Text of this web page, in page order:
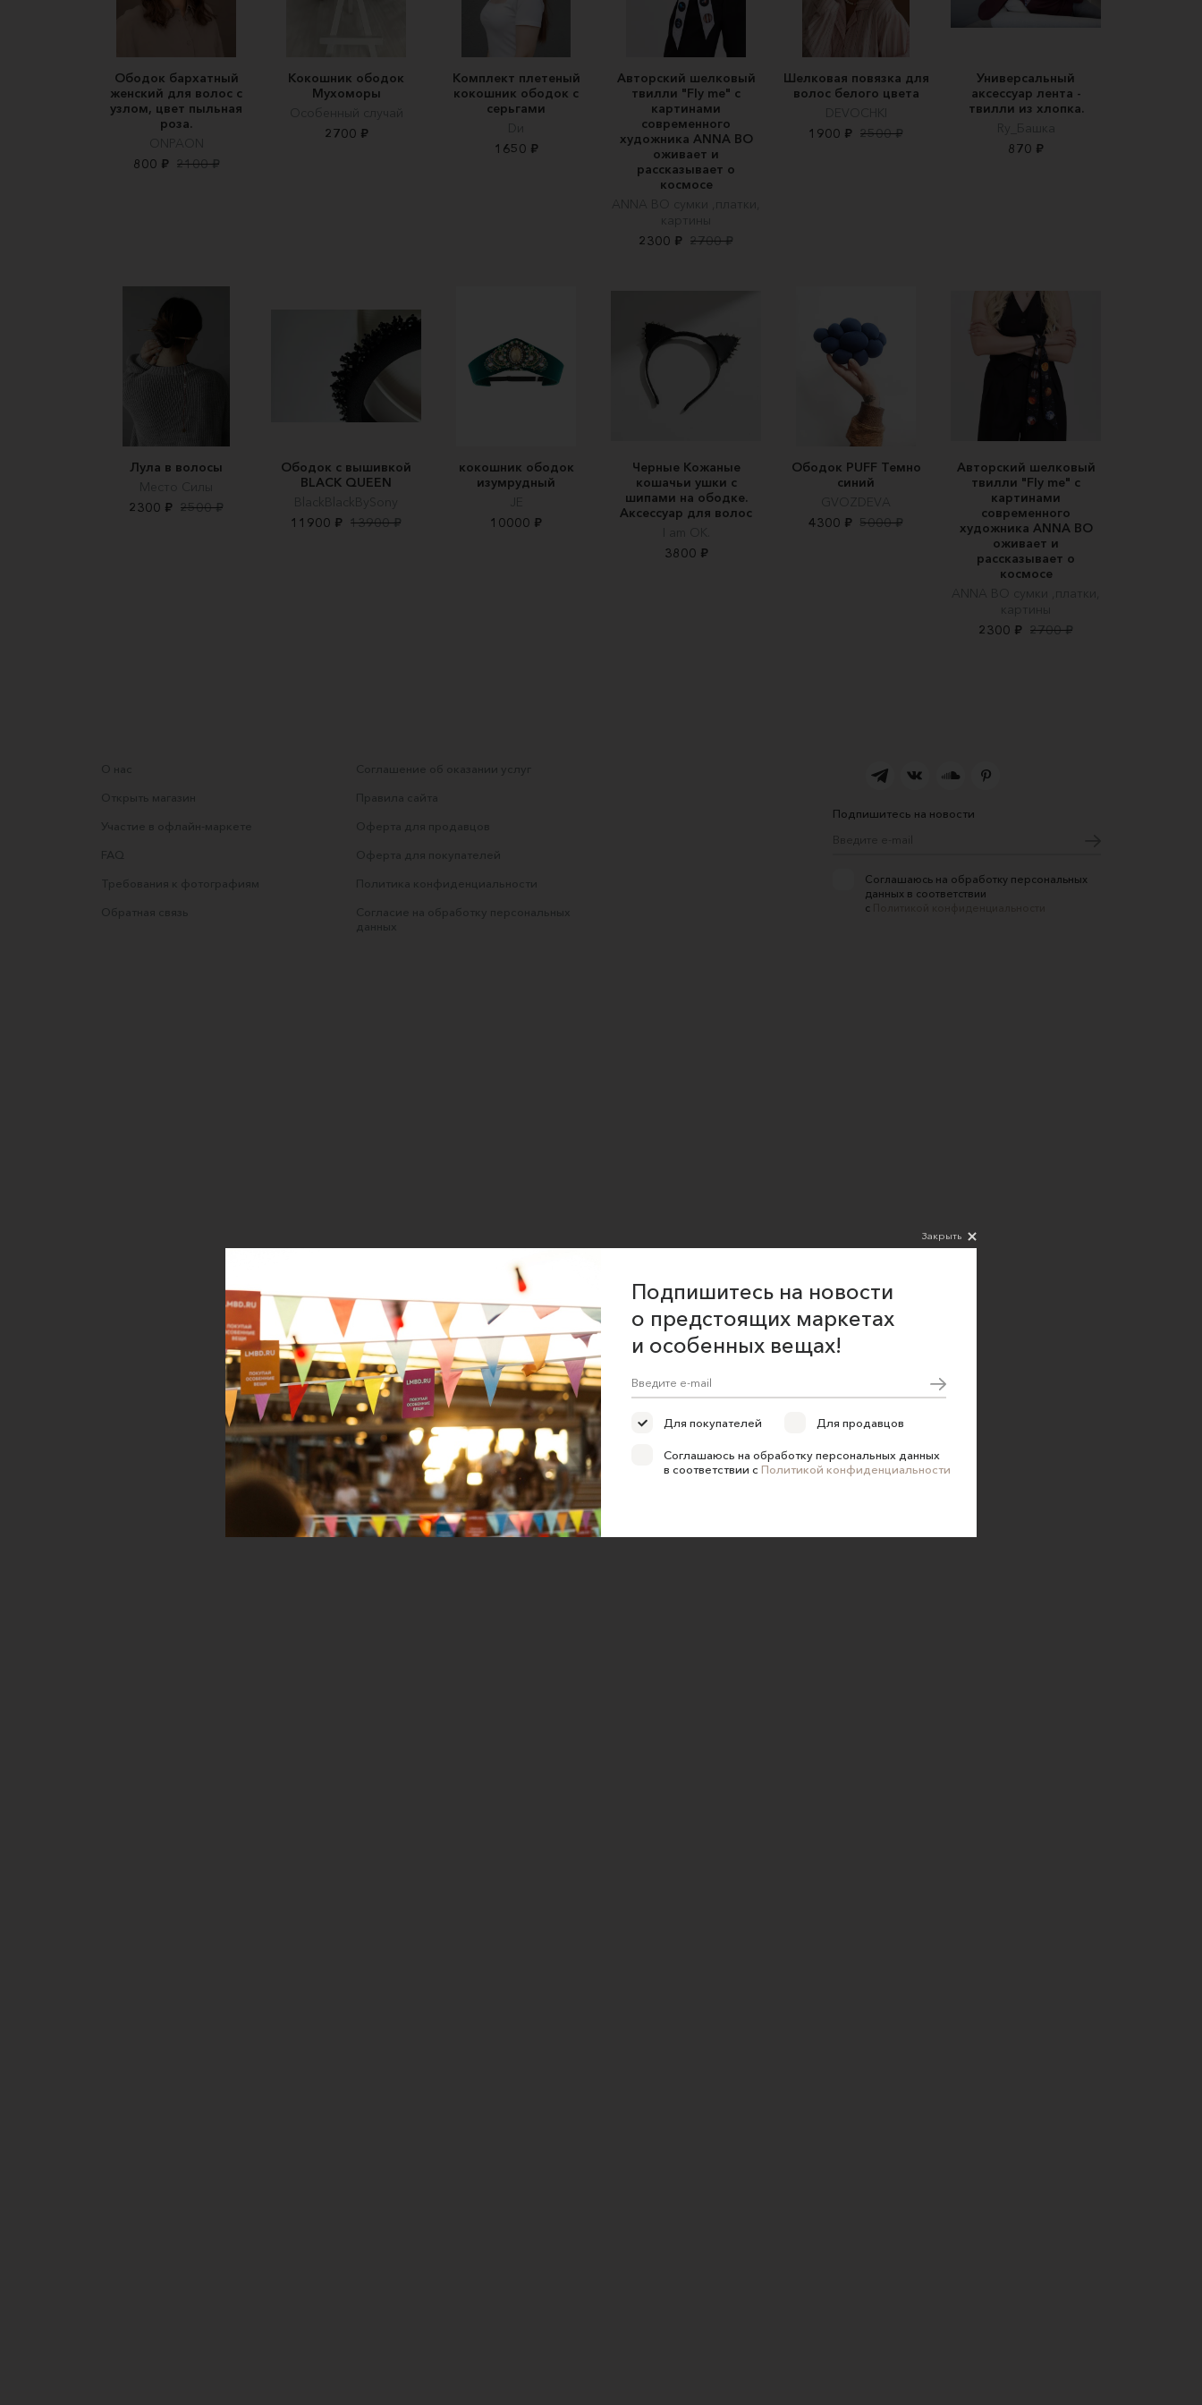
Ободок бархатный
женский для волос с
узлом, цвет пыльная
роза.
ONPAON
800 ₽ 2100 ₽
Кокошник ободок
Мухоморы
Особенный случай
2700 ₽
Комплект плетеный
кокошник ободок с
серьгами
Dи
1650 ₽
Авторский шелковый
твилли "Fly me" c
картинами
современного
художника ANNA BO
оживает и
рассказывает о
космосе
ANNA BO сумки ,платки,
картины
2300 ₽ 2700 ₽
Шелковая повязка для
волос белого цвета
DEVOCHKI
1900 ₽ 2500 ₽
Универсальный
аксессуар лента -
твилли из хлопка.
Ry_Башка
870 ₽
Лула в волосы
Место Силы
2300 ₽ 2500 ₽
Ободок с вышивкой
BLACK QUEEN
BlackBlackBySony
11900 ₽ 13900 ₽
кокошник ободок
изумрудный
JE
10000 ₽
Черные Кожаные
кошачьи ушки с
шипами на ободке.
Аксессуар для волос
I am OK.
3800 ₽
Ободок PUFF Темно
синий
GVOZDEVA
4300 ₽ 5000 ₽
Авторский шелковый
твилли "Fly me" c
картинами
современного
художника ANNA BO
оживает и
рассказывает о
космосе
ANNA BO сумки ,платки,
картины
2300 ₽ 2700 ₽
О нас
Открыть магазин
Участие в офлайн-маркете
FAQ
Требования к фотографиям
Обратная связь
Соглашение об оказании услуг
Правила сайта
Оферта для продавцов
Оферта для покупателей
Политика конфиденциальности
Согласие на обработку персональных
данных
Подпишитесь на новости
Соглашаюсь на обработку персональных
данных в соответствии
с
Закрыть
Подпишитесь на новости
о предстоящих маркетах
и особенных вещах!
Для покупателей Для продавцов
Соглашаюсь на обработку персональных данных
в соответствии с Политикой конфиденциальности